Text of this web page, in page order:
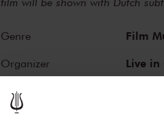
Genre Film
Organizer Live in